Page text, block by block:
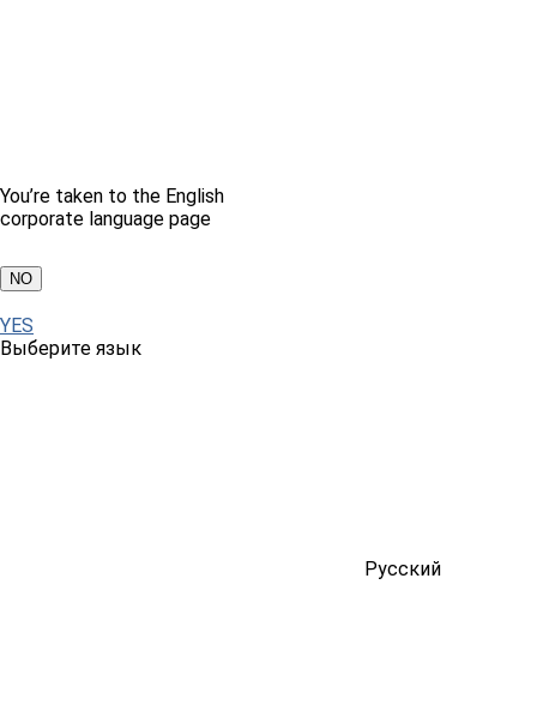
You’re taken to the English
corporate language page
NO
YES
Выберите язык
Русский